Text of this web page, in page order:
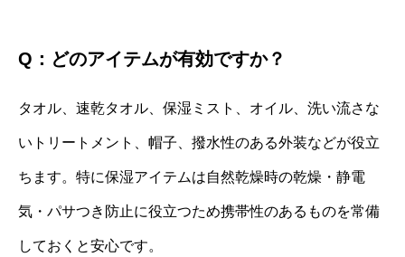
Q：どのアイテムが有効ですか？
タオル、速乾タオル、保湿ミスト、オイル、洗い流さな
いトリートメント、帽子、撥水性のある外装などが役立
ちます。特に保湿アイテムは自然乾燥時の乾燥・静電
気・パサつき防止に役立つため携帯性のあるものを常備
しておくと安心です。